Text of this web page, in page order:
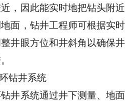
，因此能实时地把钻头附近
面，钻井工程师可根据实时
井眼方位和井斜角以确保井
钻井系统
井系统通过井下测量、地面